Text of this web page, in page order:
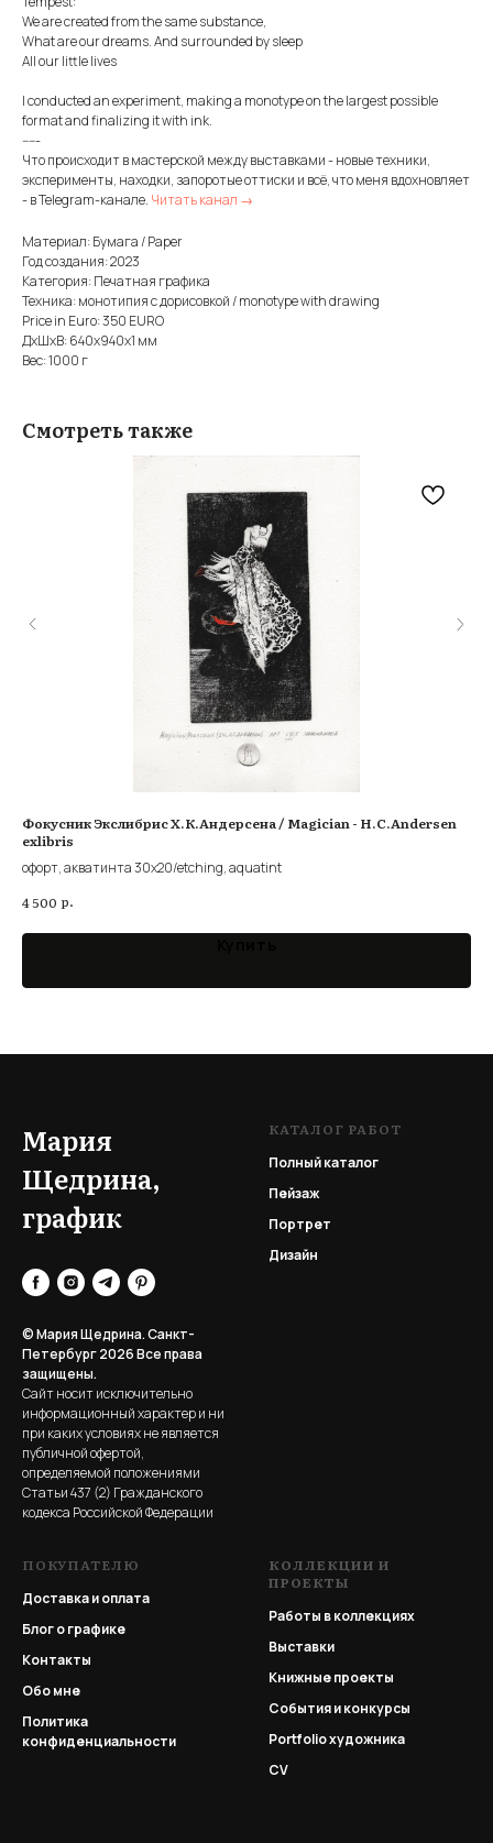
We are created from the same substance,
What are our dreams. And surrounded by sleep
All our little lives
I conducted an experiment, making a monotype on the largest possible
format and finalizing it with ink.
-----
Что происходит в мастерской между выставками - новые техники,
эксперименты, находки, запоротые оттиски и всё, что меня вдохновляет
- в Telegram-канале. Читать канал →
Материал: Бумага / Paper
Год создания: 2023
Категория: Печатная графика
Техника: монотипия с дорисовкой / monotype with drawing
Price in Euro: 350 EURO
ДxШxВ: 640x940x1 мм
Вес: 1000 г
Смотреть также
Фокусник Экслибрис Х.К.Андерсена / Magician - H.C.Andersen
exlibris
офорт, акватинта 30х20/etching, aquatint
4 500 р.
Мария
Щедрина,
график
© Мария Щедрина. Санкт-
Петербург 2026Все права
защищены.
Сайт носит исключительно
информационный характер и ни
при каких условиях не является
публичной офертой,
определяемой положениями
Статьи 437 (2) Гражданского
кодекса Российской Федерации
КАТАЛОГ РАБОТ
Полный каталог
Пейзаж
Портрет
Дизайн
ПОКУПАТЕЛЮ
Доставка и оплата
Блог о графике
Контакты
Обо мне
Политика
конфиденциальности
КОЛЛЕКЦИИ И
ПРОЕКТЫ
Работы в коллекциях
Выставки
Книжные проекты
События и конкурсы
Portfolioхудожника
CV